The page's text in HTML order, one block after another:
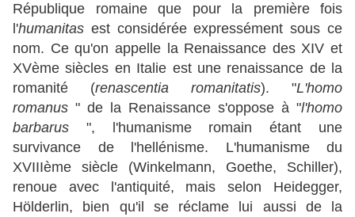
République romaine que pour la première fois
l'humanitas est considérée expressément sous ce
nom. Ce qu'on appelle la Renaissance des XIV et
XVème siècles en Italie est une renaissance de la
romanité (renascentia romanitatis). "L'homo
romanus " de la Renaissance s'oppose à "l'homo
barbarus ", l'humanisme romain étant une
survivance de l'hellénisme. L'humanisme du
XVIIIème siècle (Winkelmann, Goethe, Schiller),
renoue avec l'antiquité, mais selon Heidegger,
Hölderlin, bien qu'il se réclame lui aussi de la